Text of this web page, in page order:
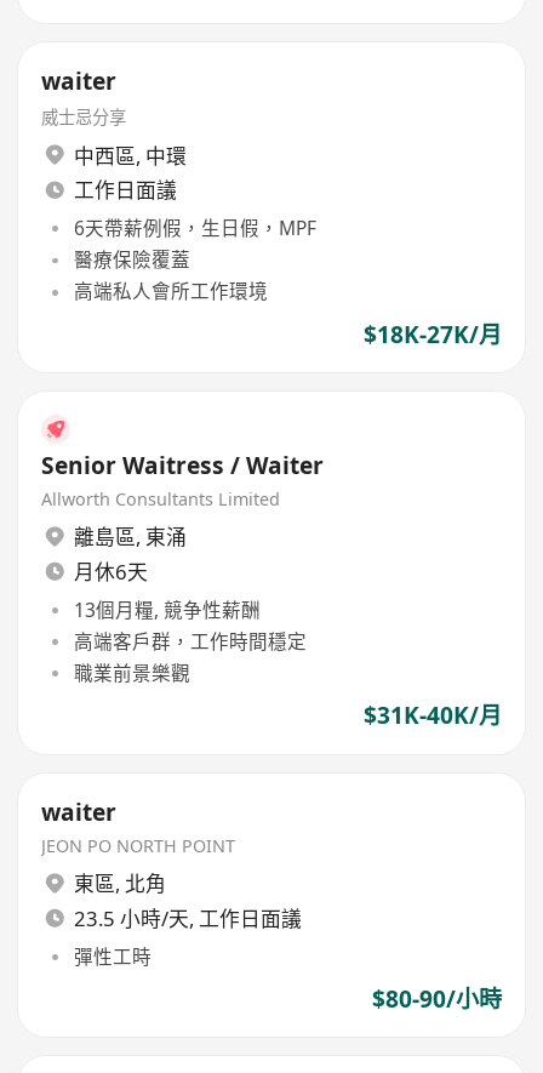
waiter
威士忌分享
中西區, 中環
工作日面議
6天帶薪例假，生日假，MPF
醫療保險覆蓋
高端私人會所工作環境
$18K-27K/月
Senior Waitress / Waiter
Allworth Consultants Limited
離島區, 東涌
月休6天
13個月糧, 競争性薪酬
高端客戶群，工作時間穩定
職業前景樂觀
$31K-40K/月
waiter
JEON PO NORTH POINT
東區, 北角
23.5 小時/天, 工作日面議
彈性工時
$80-90/小時